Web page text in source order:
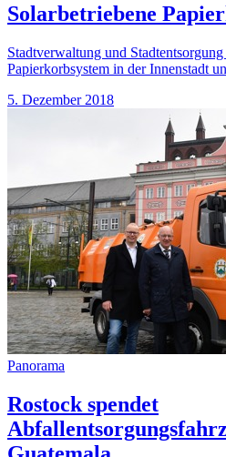
Solarbetriebene
Stadtverwaltung und
Papierkorbsystem in der Innenstadt
5. Dezember 2018
Panorama
Rostock spendet